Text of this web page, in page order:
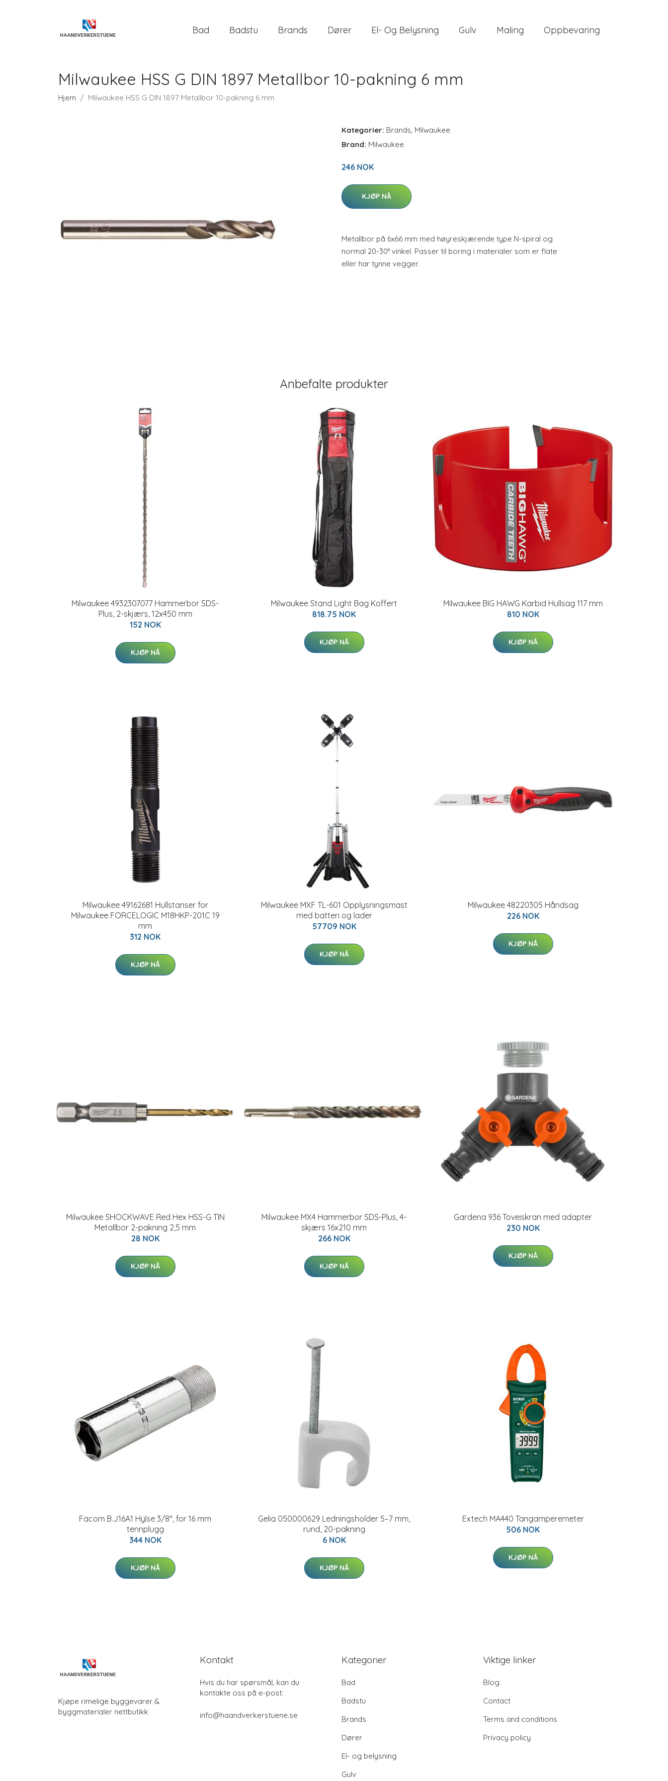
Bad Badstu Brands Dører El- Og Belysning Gulv Maling Oppbevaring
Milwaukee HSS G DIN 1897 Metallbor 10-pakning 6 mm
Hjem Milwaukee HSS G DIN 1897 Metallbor 10-pakning 6 mm
Kategorier: Brands, Milwaukee
Brand: Milwaukee
246 NOK
KJØP NÅ
Metallbor på 6x66 mm med høyreskjærende type N-spiral og
normal 20-30° vinkel. Passer til boring i materialer som er flate
eller har tynne vegger.
Anbefalte produkter
Milwaukee 4932307077 Hammerbor SDS-
Plus, 2-skjærs, 12x450 mm
152 NOK
KJØP NÅ
Milwaukee Stand Light Bag Koffert
818.75 NOK
KJØP NÅ
Milwaukee BIG HAWG Karbid Hullsag 117 mm
810 NOK
KJØP NÅ
Milwaukee 49162681 Hullstanser for
Milwaukee FORCELOGIC M18HKP-201C 19
mm
312 NOK
KJØP NÅ
Milwaukee MXF TL-601 Opplysningsmast
med batteri og lader
57709 NOK
KJØP NÅ
Milwaukee 48220305 Håndsag
226 NOK
KJØP NÅ
Milwaukee SHOCKWAVE Red Hex HSS-G TIN
Metallbor 2-pakning 2,5 mm
28 NOK
KJØP NÅ
Milwaukee MX4 Hammerbor SDS-Plus, 4-
skjærs 16x210 mm
266 NOK
KJØP NÅ
Gardena 936 Toveiskran med adapter
230 NOK
KJØP NÅ
Facom B.J16A1 Hylse 3/8", for 16 mm
tennplugg
344 NOK
KJØP NÅ
Gelia 050000629 Ledningsholder 5–7 mm,
rund, 20-pakning
6 NOK
KJØP NÅ
Extech MA440 Tangamperemeter
506 NOK
KJØP NÅ
Kjøpe rimelige byggevarer &
byggmaterialer nettbutikk
Kontakt
Hvis du har spørsmål, kan du
kontakte oss på e-post:
info@haandverkerstuene.se
Kategorier
Bad
Badstu
Brands
Dører
El- og belysning
Gulv
Viktige linker
Blog
Contact
Terms and conditions
Privacy policy